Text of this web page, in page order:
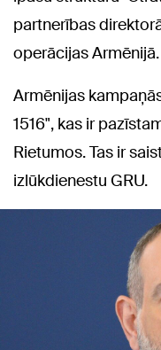
partnerības
operācijas Armēnijā.
Armēnijas
1516", kas ir
Rietumos. Tas ir
izlūkdienestu GRU.